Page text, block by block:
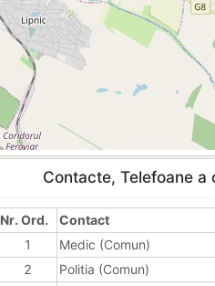
Contacte, Telefoane
Nr. Ord.
Contact
1
Medic (Comun)
2
Politia (Comun)